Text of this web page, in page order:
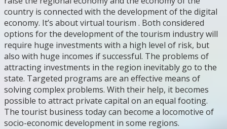
country is connected with the development of the digital
economy. It’s about virtual tourism . Both considered
options for the development of the tourism industry will
require huge investments with a high level of risk, but
also with huge incomes if successful. The problems of
attracting investments in the region inevitably go to the
state. Targeted programs are an effective means of
solving complex problems. With their help, it becomes
possible to attract private capital on an equal footing.
The tourist business today can become a locomotive of
socio-economic development in some regions.